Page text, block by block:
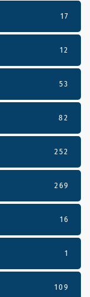
17
12
53
82
252
269
16
1
109